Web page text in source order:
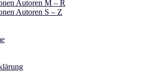
Autoren M – R
Autoren S – Z